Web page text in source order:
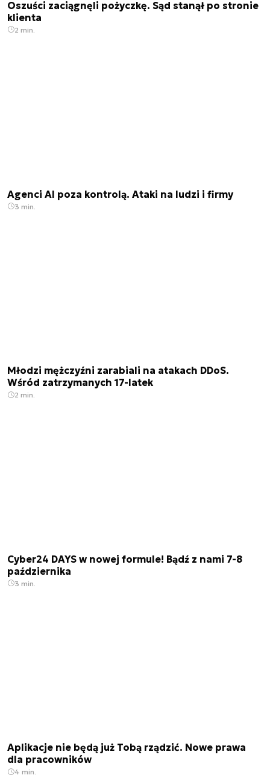
Oszuści zaciągnęli pożyczkę. Sąd stanął po stronie
klienta
2 min.
Agenci AI poza kontrolą. Ataki na ludzi i firmy
3 min.
Młodzi mężczyźni zarabiali na atakach DDoS.
Wśród zatrzymanych 17-latek
2 min.
Cyber24 DAYS w nowej formule! Bądź z nami 7-8
października
3 min.
Aplikacje nie będą już Tobą rządzić. Nowe prawa
dla pracowników
4 min.